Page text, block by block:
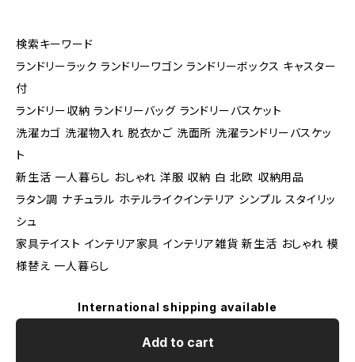
検索キーワード
ランドリーラック ランドリーワゴン ランドリーボックス キャスター
付
ランドリー収納 ランドリーバッグ ランドリーバスケット
洗濯カゴ 洗濯物入れ 脱衣かご 洗面所 洗濯ランドリーバスケッ
ト
新生活 一人暮らし おしゃれ 洋服 収納 白 北欧 収納用品
ラタン調 ナチュラル ホテルライクインテリア シンプル スタイリッ
シュ
家具テイスト インテリア家具 インテリア雑貨 新生活 おしゃれ 模
様替え 一人暮らし
International shipping available
Add to cart